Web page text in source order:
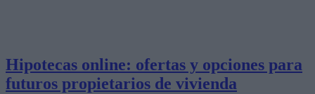
Hipotecas online: ofertas y opciones para
futuros propietarios de vivienda